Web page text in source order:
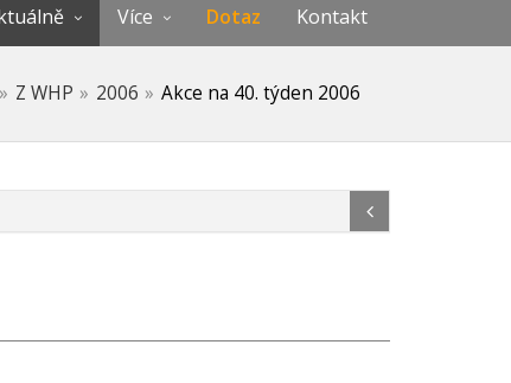
Více Dotaz Kontakt
Z WHP 2006 Akce na 40. týden 2006